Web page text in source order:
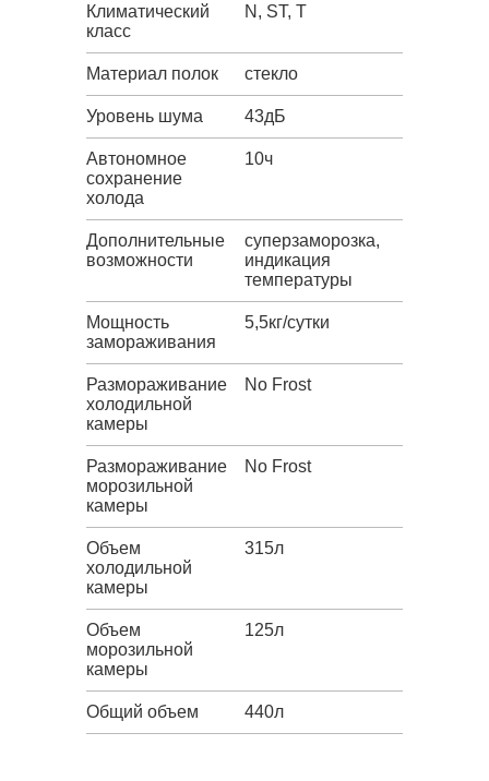
Климатический
класс
N, ST, T
Материал полок стекло
Уровень шума 43дБ
Автономное
сохранение
холода
10ч
Дополнительные
возможности
суперзаморозка,
индикация
температуры
Мощность
замораживания
5,5кг/сутки
Размораживание
холодильной
камеры
No Frost
Размораживание
морозильной
камеры
No Frost
Объем
холодильной
камеры
315л
Объем
морозильной
камеры
125л
Общий объем 440л